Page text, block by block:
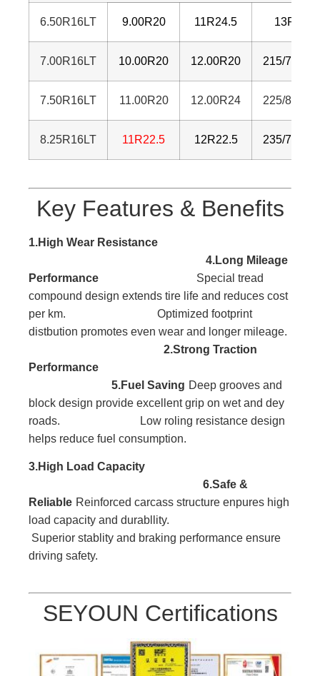
6.50R16LT 9.00R20 11R24.5 13R22.5
7.00R16LT 10.00R20 12.00R20 215/
7.50R16LT 11.00R20 12.00R24 225/
8.25R16LT 11R22.5 12R22.5 235/
Key Features & Benefits
1.High Wear Resistance
4.Long Mileage
Performance
Special tread
compound design extends tire life and reduces cost
per km. Optimized footprint
distbution promotes even wear and longer mileage.
2.Strong Traction
Performance
5.Fuel Saving Deep grooves and
block design provide excellentgrip on wet and dey
roads. Low roling resistance design
helps reduce fuel consumption.
3.High Load Capacity
6.Safe &
Reliable Reinforced carcass structure enpures high
oad capacity and durabllity.
Superior stablity and braking performance ensure
driving safety.
SEYOUN Certifications